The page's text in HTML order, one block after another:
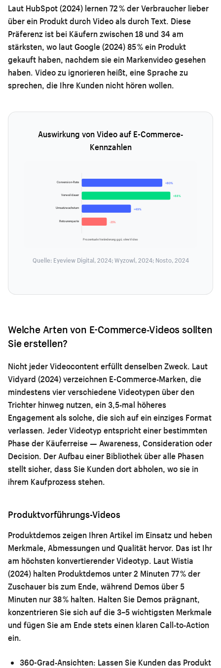
Laut HubSpot (2024) lernen 72 % der Verbraucher lieber
über ein Produkt durch Video als durch Text. Diese
Präferenz ist bei Käufern zwischen 18 und 34 am
stärksten, wo laut Google (2024) 85 % ein Produkt
gekauft haben, nachdem sie ein Markenvideo gesehen
haben. Video zu ignorieren heißt, eine Sprache zu
sprechen, die Ihre Kunden nicht hören wollen.
Auswirkung von Video auf E-Commerce-
Kennzahlen
Conversion-Rate +80%
Verweildauer +88%
Umsatzwachstum +49%
Retourenquote -25%
Prozentuale Veränderung ggü. ohne Video
Quelle: Eyeview Digital, 2024; Wyzowl, 2024; Nosto, 2024
Welche Arten von E-Commerce-Videos sollten
Sie erstellen?
Nicht jeder Videocontent erfüllt denselben Zweck. Laut
Vidyard (2024) verzeichnen E-Commerce-Marken, die
mindestens vier verschiedene Videotypen über den
Trichter hinweg nutzen, ein 3,5-mal höheres
Engagement als solche, die sich auf ein einziges Format
verlassen. Jeder Videotyp entspricht einer bestimmten
Phase der Käuferreise — Awareness, Consideration oder
Decision. Der Aufbau einer Bibliothek über alle Phasen
stellt sicher, dass Sie Kunden dort abholen, wo sie in
ihrem Kaufprozess stehen.
Produktvorführungs-Videos
Produktdemos zeigen Ihren Artikel im Einsatz und heben
Merkmale, Abmessungen und Qualität hervor. Das ist Ihr
am höchsten konvertierender Videotyp. Laut Wistia
(2024) halten Produktdemos unter 2 Minuten 77 % der
Zuschauer bis zum Ende, während Demos über 5
Minuten nur 38 % halten. Halten Sie Demos prägnant,
konzentrieren Sie sich auf die 3–5 wichtigsten Merkmale
und fügen Sie am Ende stets einen klaren Call-to-Action
ein.
360-Grad-Ansichten: Lassen Sie Kunden das Produkt